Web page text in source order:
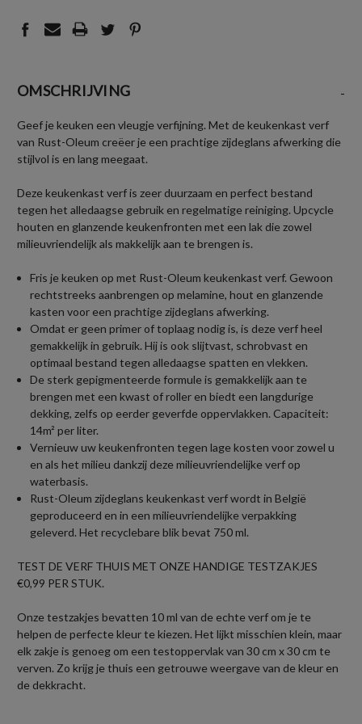
OMSCHRIJVING -
Geef je keuken een vleugje verfijning. Met de keukenkast verf
van Rust-Oleum creëer je een prachtige zijdeglans afwerking die
stijlvol is en lang meegaat.
Deze keukenkast verf is zeer duurzaam en perfect bestand
tegen het alledaagse gebruik en regelmatige reiniging. Upcycle
houten en glanzende keukenfronten met een lak die zowel
milieuvriendelijk als makkelijk aan te brengen is.
Fris je keuken op met Rust-Oleum keukenkast verf. Gewoon
rechtstreeks aanbrengen op melamine, hout en glanzende
kasten voor een prachtige zijdeglans afwerking.
Omdat er geen primer of toplaag nodig is, is deze verf heel
gemakkelijk in gebruik. Hij is ook slijtvast, schrobvast en
optimaal bestand tegen alledaagse spatten en vlekken.
De sterk gepigmenteerde formule is gemakkelijk aan te
brengen met een kwast of roller en biedt een langdurige
dekking, zelfs op eerder geverfde oppervlakken. Capaciteit:
14m² per liter.
Vernieuw uw keukenfronten tegen lage kosten voor zowel u
en als het milieu dankzij deze milieuvriendelijke verf op
waterbasis.
Rust-Oleum zijdeglans keukenkast verf wordt in België
geproduceerd en in een milieuvriendelijke verpakking
geleverd. Het recyclebare blik bevat 750 ml.
TEST DE VERF THUIS MET ONZE HANDIGE TESTZAKJES
€0,99 PER STUK.
Onze testzakjes bevatten 10 ml van de echte verf om je te
helpen de perfecte kleur te kiezen. Het lijkt misschien klein, maar
elk zakje is genoeg om een testoppervlak van 30 cm x 30 cm te
verven. Zo krijg je thuis een getrouwe weergave van de kleur en
de dekkracht.